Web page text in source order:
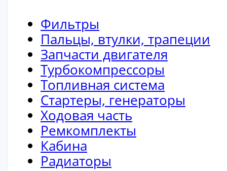
Фильтры
Пальцы, втулки, трапеции
Запчасти двигателя
Турбокомпрессоры
Топливная система
Стартеры, генераторы
Ходовая часть
Ремкомплекты
Кабина
Радиаторы